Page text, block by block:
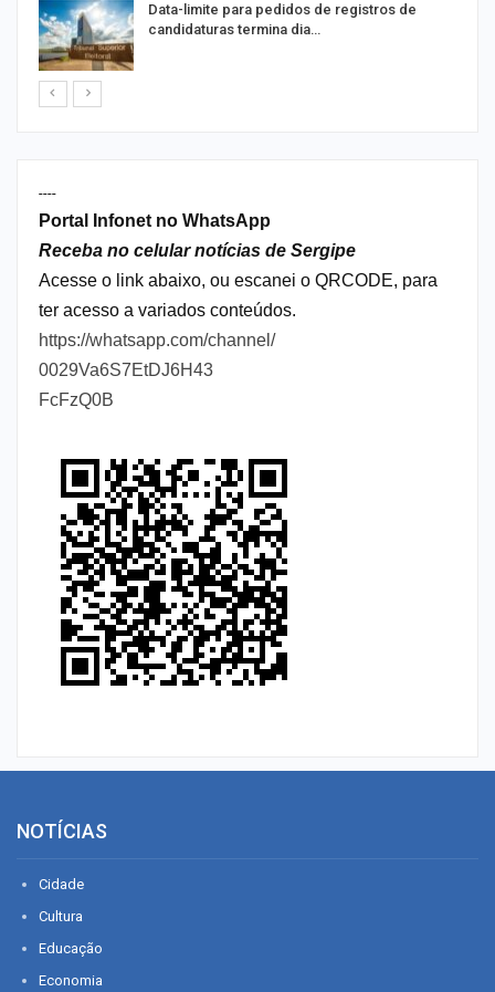
Data-limite para pedidos de registros de
candidaturas termina dia…
----
Portal Infonet no WhatsApp
Receba no celular notícias de Sergipe
Acesse o link abaixo, ou escanei o QRCODE, para
ter acesso a variados conteúdos.
https://whatsapp.com/channel/
0029Va6S7EtDJ6H43
FcFzQ0B
NOTÍCIAS
Cidade
Cultura
Educação
Economia